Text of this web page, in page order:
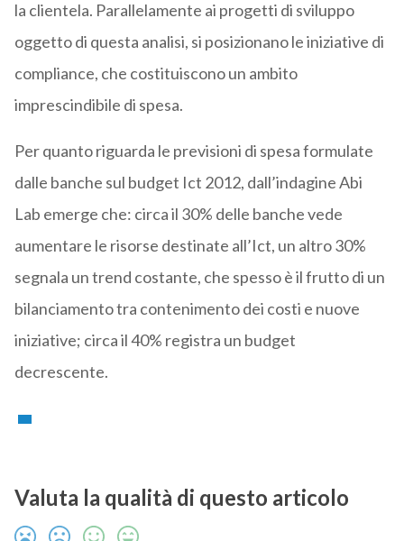
la clientela. Parallelamente ai progetti di sviluppo
oggetto di questa analisi, si posizionano le iniziative di
compliance, che costituiscono un ambito
imprescindibile di spesa.
Per quanto riguarda le previsioni di spesa formulate
dalle banche sul budget Ict 2012, dall’indagine Abi
Lab emerge che: circa il 30% delle banche vede
aumentare le risorse destinate all’Ict, un altro 30%
segnala un trend costante, che spesso è il frutto di un
bilanciamento tra contenimento dei costi e nuove
iniziative; circa il 40% registra un budget
decrescente.
Valuta la qualità di questo articolo